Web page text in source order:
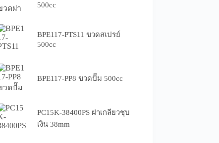
500cc
BPE117-PTS11 ขวดสเปรย์
500cc
BPE117-PP8 ขวดปั๊ม 500cc
PC15K-38400PS ฝาเกลียวชุบ
เงิน 38mm